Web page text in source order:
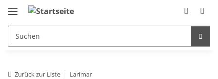
Zurück zur Liste Larimar